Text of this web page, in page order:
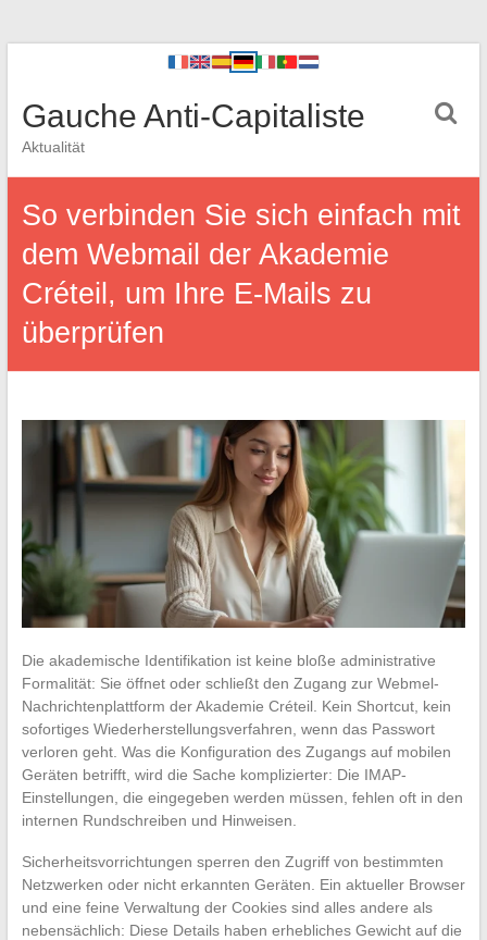
Gauche Anti-Capitaliste
Aktualität
So verbinden Sie sich einfach mit
dem Webmail der Akademie
Créteil, um Ihre E-Mails zu
überprüfen
Die akademische Identifikation ist keine bloße administrative
Formalität: Sie öffnet oder schließt den Zugang zur Webmel-
Nachrichtenplattform der Akademie Créteil. Kein Shortcut, kein
sofortiges Wiederherstellungsverfahren, wenn das Passwort
verloren geht. Was die Konfiguration des Zugangs auf mobilen
Geräten betrifft, wird die Sache komplizierter: Die IMAP-
Einstellungen, die eingegeben werden müssen, fehlen oft in den
internen Rundschreiben und Hinweisen.
Sicherheitsvorrichtungen sperren den Zugriff von bestimmten
Netzwerken oder nicht erkannten Geräten. Ein aktueller Browser
und eine feine Verwaltung der Cookies sind alles andere als
nebensächlich: Diese Details haben erhebliches Gewicht auf die